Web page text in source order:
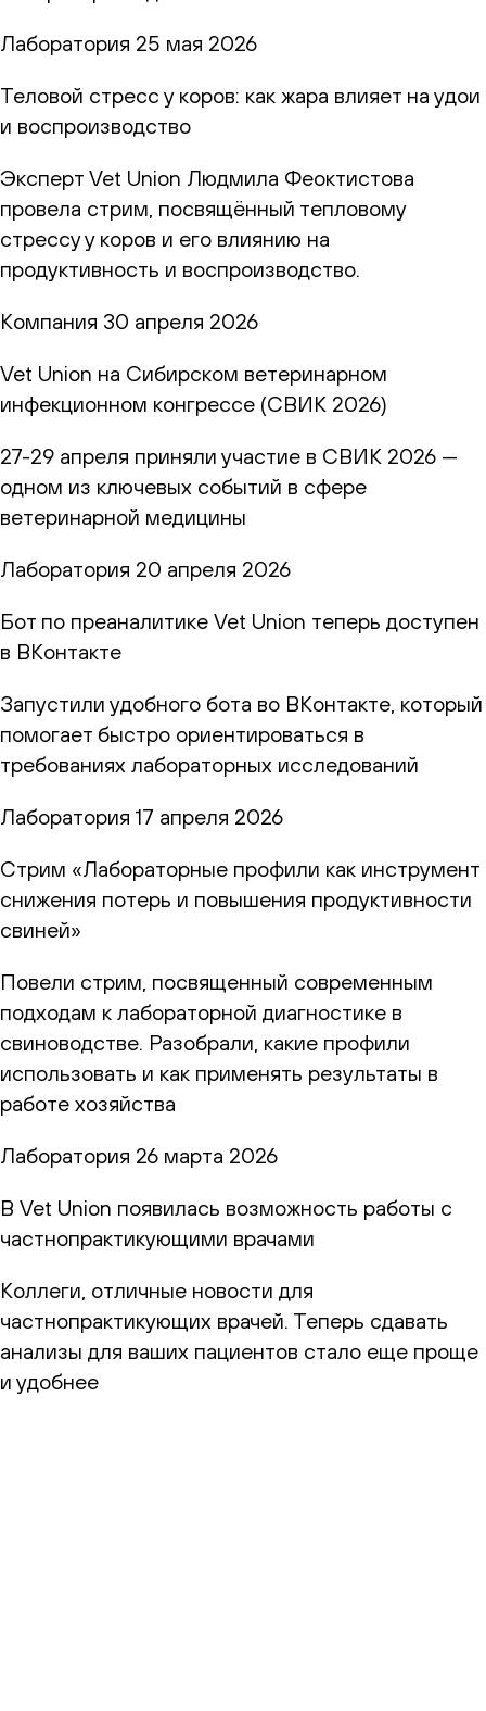
Лаборатория 25 мая 2026
Теловой стресс у коров: как жара влияет на удои
и воспроизводство
Эксперт Vet Union Людмила Феоктистова
провела стрим, посвящённый тепловому
стрессу у коров и его влиянию на
продуктивность и воспроизводство.
Компания 30 апреля 2026
Vet Union на Сибирском ветеринарном
инфекционном конгрессе (СВИК 2026)
27-29 апреля приняли участие в СВИК 2026 —
одном из ключевых событий в сфере
ветеринарной медицины
Лаборатория 20 апреля 2026
Бот по преаналитике Vet Union теперь доступен
в ВКонтакте
Запустили удобного бота во ВКонтакте, который
помогает быстро ориентироваться в
требованиях лабораторных исследований
Лаборатория 17 апреля 2026
Стрим «Лабораторные профили как инструмент
снижения потерь и повышения продуктивности
свиней»
Повели стрим, посвященный современным
подходам к лабораторной диагностике в
свиноводстве. Разобрали, какие профили
использовать и как применять результаты в
работе хозяйства
Лаборатория 26 марта 2026
В Vet Union появилась возможность работы с
частнопрактикующими врачами
Коллеги, отличные новости для
частнопрактикующих врачей. Теперь сдавать
анализы для ваших пациентов стало еще проще
и удобнее